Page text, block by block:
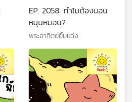
EP. 2058: ทำไมต้องนอน
หนุนหมอน?
พระอาทิตย์ยิ้มแฉ่ง